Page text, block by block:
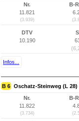
Nr.
11.821
(3.939)
B-
DTV
10.190
Infos...
B 6 Oschatz-Steinweg (L
Nr.
11.822
(3.734)
B-